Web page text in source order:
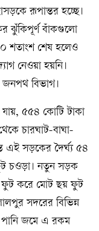
রূপান্তর হচ্ছে।
ঝুঁকিপূর্ণ বাঁকগুলো
শতাংশ শেষ হলেও
নেওয়া হয়নি।
বিভাগ।
৫৫৪ কোটি টাকা
চারঘাট-বাঘা-
এই সড়কের দৈর্ঘ্য ৫৪
চওড়া। নতুন সড়ক
ফুট করে মোট ছয় ফুট
সদরের বিভিন্ন
পানি জমে এ রকম